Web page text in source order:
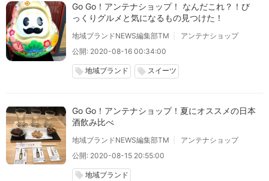
Go Go！アンテナショップ！ なんだこれ？！び
っくりグルメと気になるもの見つけた！
地域ブランドNEWS編集部TM
アンテナショップ
公開: 2020-08-16 00:34:00
local_offer 地域ブランド local_offer スイーツ
Go Go！アンテナショップ！夏にオススメの日本
酒飲み比べ
地域ブランドNEWS編集部TM
アンテナショップ
公開: 2020-08-15 20:55:00
local_offer 地域ブランド